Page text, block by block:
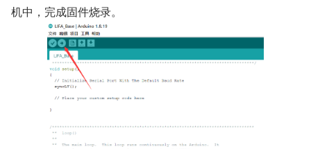
机中，完成固件烧录。